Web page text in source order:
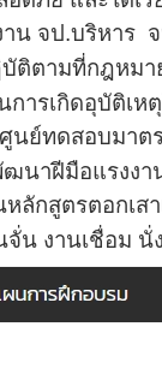
น จป.บริหาร
ติตามที่กฎหมา
การเกิดอุบัติเห
ศูนย์ทดสอบมาต
นาฝีมือแรงงา
หลักสูตรตอกเส
จั่น งานเชื่อม นั่